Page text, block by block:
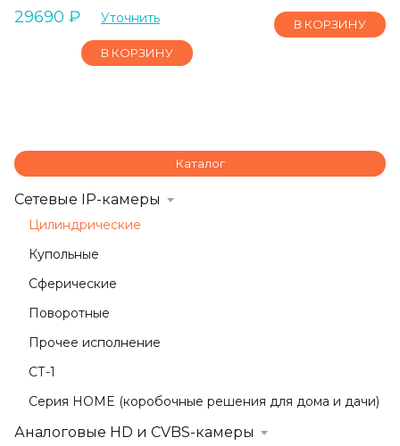
29690 ₽ Уточнить
В КОРЗИНУ
В КОРЗИНУ
Каталог
Сетевые IP-камеры
Цилиндрические
Купольные
Сферические
Поворотные
Прочее исполнение
СТ-1
Серия HOME (коробочные решения для дома и дачи)
Аналоговые HD и CVBS-камеры